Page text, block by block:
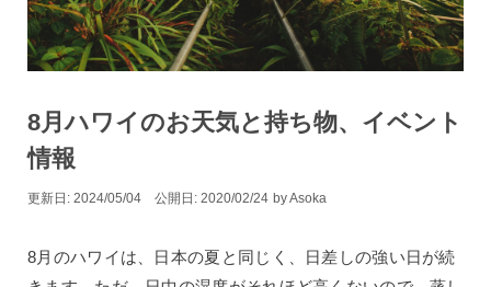
8月ハワイのお天気と持ち物、イベント
情報
2024/05/04 2020/02/24 byAsoka
8月のハワイは、日本の夏と同じく、日差しの強い日が続